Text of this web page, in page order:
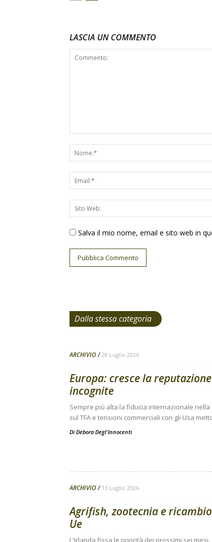
LASCIA UN COMMENTO
Salva il mio nome, email e sito web in
Dalla stessa categoria
ARCHIVIO 28 Luglio 2026
Europa: cresce la
incognite
Sempre più alta la fiducia internazionale
sul TFA e tensioni commerciali con gli Usa
Di Debora Degl'Innocenti
ARCHIVIO 13 Luglio 2026
Agrifish, zootecnia e
Ue
L'Irlanda fissa le priorità dei prossimi sei mesi.